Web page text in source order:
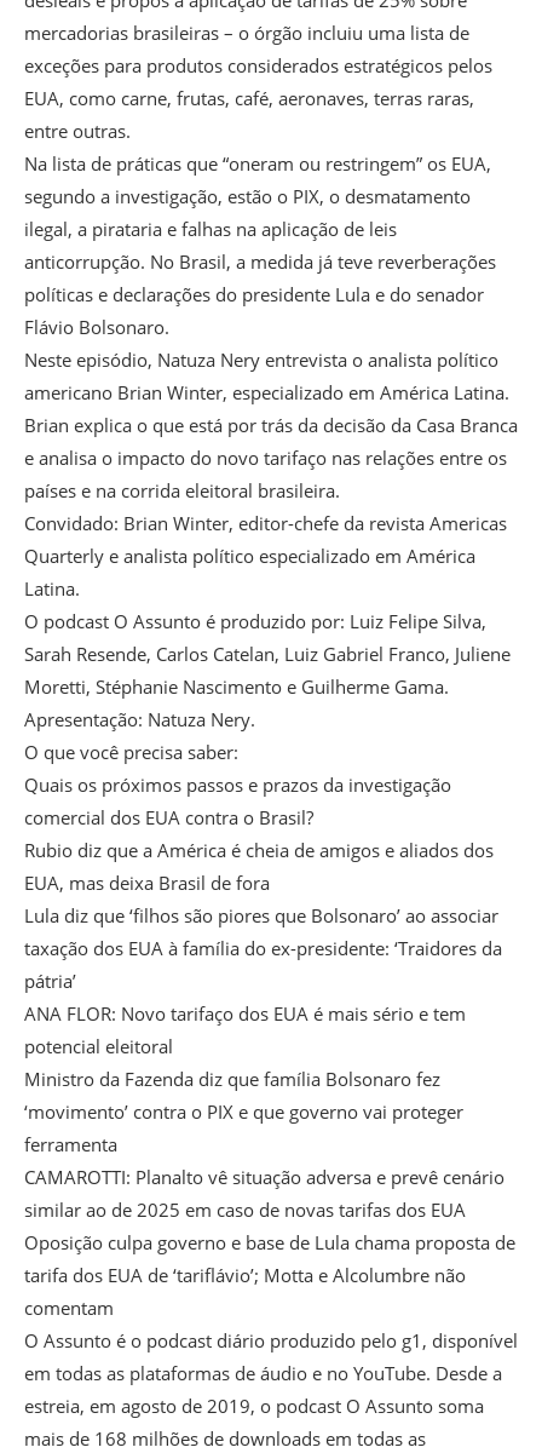
mercadorias brasileiras – o órgão incluiu uma lista de
exceções para produtos considerados estratégicos pelos
EUA, como carne, frutas, café, aeronaves, terras raras,
entre outras.
Na lista de práticas que “oneram ou restringem” os EUA,
segundo a investigação, estão o PIX, o desmatamento
ilegal, a pirataria e falhas na aplicação de leis
anticorrupção. No Brasil, a medida já teve reverberações
políticas e declarações do presidente Lula e do senador
Flávio Bolsonaro.
Neste episódio, Natuza Nery entrevista o analista político
americano Brian Winter, especializado em América Latina.
Brian explica o que está por trás da decisão da Casa Branca
e analisa o impacto do novo tarifaço nas relações entre os
países e na corrida eleitoral brasileira.
Convidado: Brian Winter, editor-chefe da revista Americas
Quarterly e analista político especializado em América
Latina.
O podcast O Assunto é produzido por: Luiz Felipe Silva,
Sarah Resende, Carlos Catelan, Luiz Gabriel Franco, Juliene
Moretti, Stéphanie Nascimento e Guilherme Gama.
Apresentação: Natuza Nery.
O que você precisa saber:
Quais os próximos passos e prazos da investigação
comercial dos EUA contra o Brasil?
Rubio diz que a América é cheia de amigos e aliados dos
EUA, mas deixa Brasil de fora
Lula diz que ‘filhos são piores que Bolsonaro’ ao associar
taxação dos EUA à família do ex-presidente: ‘Traidores da
pátria’
ANA FLOR: Novo tarifaço dos EUA é mais sério e tem
potencial eleitoral
Ministro da Fazenda diz que família Bolsonaro fez
‘movimento’ contra o PIX e que governo vai proteger
ferramenta
CAMAROTTI: Planalto vê situação adversa e prevê cenário
similar ao de 2025 em caso de novas tarifas dos EUA
Oposição culpa governo e base de Lula chama proposta de
tarifa dos EUA de ‘tariflávio’; Motta e Alcolumbre não
comentam
O Assunto é o podcast diário produzido pelo g1, disponível
em todas as plataformas de áudio e no YouTube. Desde a
estreia, em agosto de 2019, o podcast O Assunto soma
mais de 168 milhões de downloads em todas as